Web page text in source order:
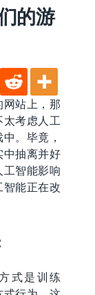
的游
站上，那
太考虑人工
。毕竟，
中抽离并好
智能影响
能正在改
式是训练